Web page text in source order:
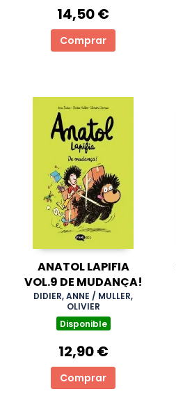
14,50 €
Comprar
ANATOL LAPIFIA
VOL.9 DE MUDANÇA!
DIDIER, ANNE / MULLER,
OLIVIER
Disponible
12,90 €
Comprar